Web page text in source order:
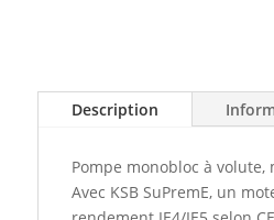
Description
Pompe monobloc à
Avec KSB SuPremE, un